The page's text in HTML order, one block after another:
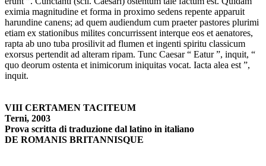
eximia magnitudine et forma in proximo sedens repente apparuit
harundine canens; ad quem audiendum cum praeter pastores plurimi
etiam ex stationibus milites concurrissent interque eos et aenatores,
rapta ab uno tuba prosilivit ad flumen et ingenti spiritu classicum
exorsus pertendit ad alteram ripam. Tunc Caesar “ Eatur ”, inquit, “
quo deorum ostenta et inimicorum iniquitas vocat. Iacta alea est ”,
inquit.
VIII CERTAMEN TACITEUM
Terni, 2003
Prova scritta di traduzione dal latino in italiano
DE ROMANIS BRITANNISQUE